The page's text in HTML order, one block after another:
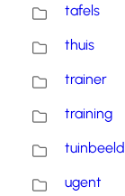
tafels
thuis
trainer
training
tuinbeeld
ugent